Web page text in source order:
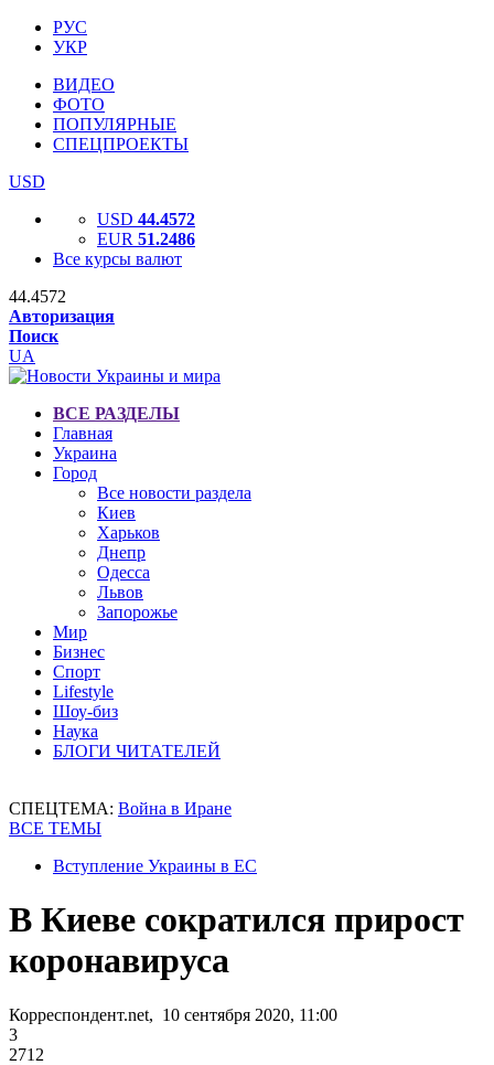
РУС
УКР
ВИДЕО
ФОТО
ПОПУЛЯРНЫЕ
СПЕЦПРОЕКТЫ
USD
USD 44.4572
EUR 51.2486
Все курсы валют
44.4572
Авторизация
Поиск
UA
ВСЕ РАЗДЕЛЫ
Главная
Украина
Город
Все новости раздела
Киев
Харьков
Днепр
Одесса
Львов
Запорожье
Мир
Бизнес
Спорт
Lifestyle
Шоу-биз
Наука
БЛОГИ ЧИТАТЕЛЕЙ
СПЕЦТЕМА: Война в Иране
ВСЕ ТЕМЫ
Вступление Украины в ЕС
В Киеве сократился прирост
коронавируса
Корреспондент.net, 10 сентября 2020, 11:00
3
2712